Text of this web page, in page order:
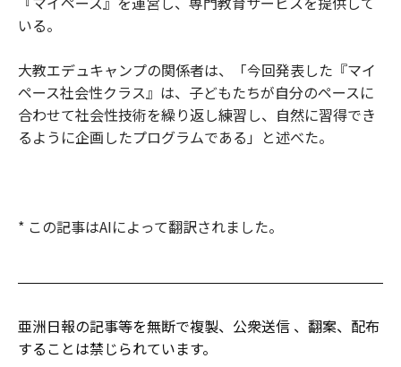
いる。
大教エデュキャンプの関係者は、「今回発表した『マイ
ペース社会性クラス』は、子どもたちが自分のペースに
合わせて社会性技術を繰り返し練習し、自然に習得でき
るように企画したプログラムである」と述べた。
* この記事はAIによって翻訳されました。
亜洲日報の記事等を無断で複製、公衆送信 、翻案、配布
することは禁じられています。